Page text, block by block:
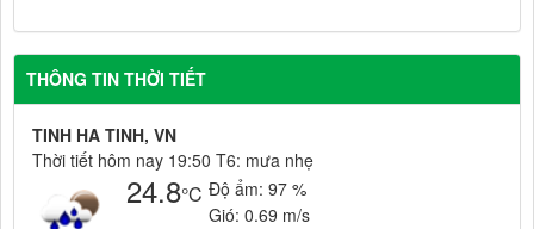
THÔNG TIN THỜI TIẾT
TINH HA TINH, VN
Thời tiết hôm nay 19:50 T6: mưa nhẹ
24.8°C Độ ẩm: 97 %
Gió: 0.69 m/s